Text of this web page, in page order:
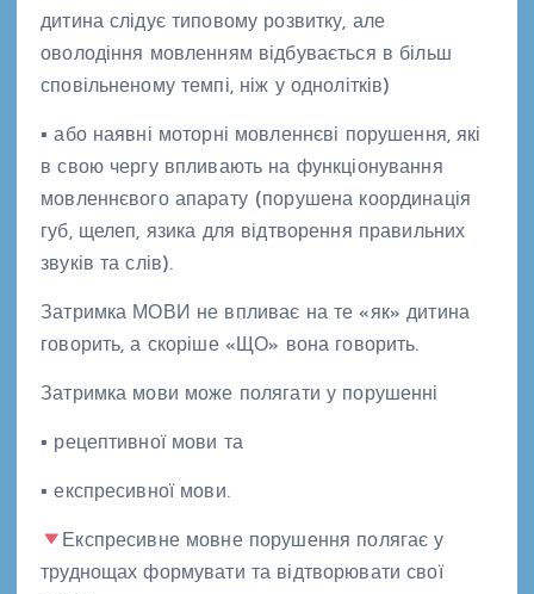
дитина слідує типовому розвитку, але
оволодіння мовленням відбувається в більш
сповільненому темпі, ніж у однолітків)
▪ або наявні моторні мовленнєві порушення, які
в свою чергу впливають на функціонування
мовленнєвого апарату (порушена координація
губ, щелеп, язика для відтворення правильних
звуків та слів).
Затримка МОВИ не впливає на те «як» дитина
говорить, а скоріше «ЩО» вона говорить.
Затримка мови може полягати у порушенні
▪ рецептивної мови та
▪ експресивної мови.
Експресивне мовне порушення полягає у
труднощах формувати та відтворювати свої